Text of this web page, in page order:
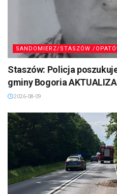
SANDOMIERZ/STASZÓW /
Staszów: Policja
gminy Bogoria
2026-08-09